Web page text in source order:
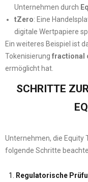
Unternehmen durch
tZero: Eine
digitale Wertpapiere
Ein weiteres Beispiel ist
Tokenisierung fractional
ermöglicht hat.
SCHRITTE
Unternehmen, die Equity
folgende Schritte
Regulatorische